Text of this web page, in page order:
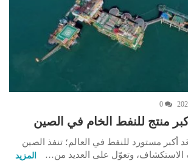
0
منتج للنفط الخام في الصين
أكبر مستورد للنفط في العالم؛ تنفذ الصين
الاستكشاف، وتعوّل على العديد من…
المزيد